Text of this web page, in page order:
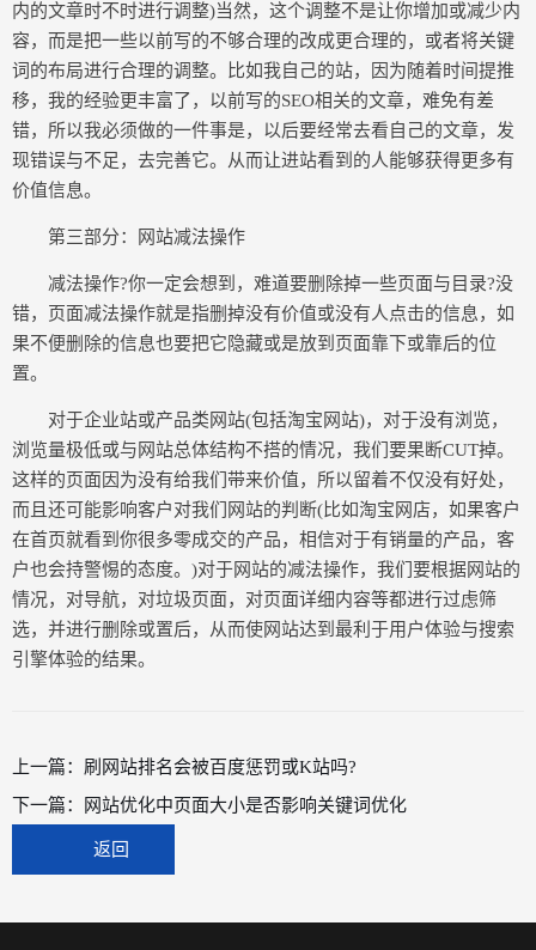
内的文章时不时进行调整)当然，这个调整不是让你增加或减少内
容，而是把一些以前写的不够合理的改成更合理的，或者将关键
词的布局进行合理的调整。比如我自己的站，因为随着时间提推
移，我的经验更丰富了，以前写的SEO相关的文章，难免有差
错，所以我必须做的一件事是，以后要经常去看自己的文章，发
现错误与不足，去完善它。从而让进站看到的人能够获得更多有
价值信息。
第三部分：网站减法操作
减法操作?你一定会想到，难道要删除掉一些页面与目录?没
错，页面减法操作就是指删掉没有价值或没有人点击的信息，如
果不便删除的信息也要把它隐藏或是放到页面靠下或靠后的位
置。
对于企业站或产品类网站(包括淘宝网站)，对于没有浏览，
浏览量极低或与网站总体结构不搭的情况，我们要果断CUT掉。
这样的页面因为没有给我们带来价值，所以留着不仅没有好处，
而且还可能影响客户对我们网站的判断(比如淘宝网店，如果客户
在首页就看到你很多零成交的产品，相信对于有销量的产品，客
户也会持警惕的态度。)对于网站的减法操作，我们要根据网站的
情况，对导航，对垃圾页面，对页面详细内容等都进行过虑筛
选，并进行删除或置后，从而使网站达到最利于用户体验与搜索
引擎体验的结果。
上一篇： 刷网站排名会被百度惩罚或K站吗?
下一篇：
网站优化中页面大小是否影响关键词优化
返回